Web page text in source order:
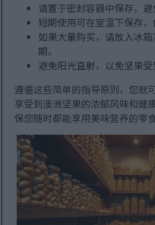
请置于密封容器中保存，避
短期使用可在室温下保存，
如果大量购买，请放入冰
期。
避免阳光直射，以免坚果受
遵循这些简单的指导原则，您就
享受到澳洲坚果的浓郁风味和健
保您随时都能享用美味营养的零食